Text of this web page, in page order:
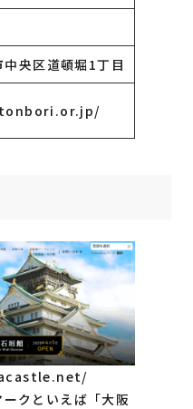
央区道頓堀1丁目
クといえば「大阪